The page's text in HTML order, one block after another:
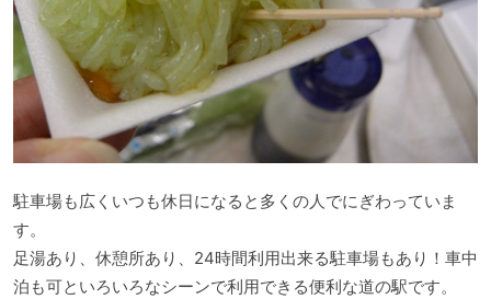
駐車場も広くいつも休日になると多くの人でにぎわっていま
す。
足湯あり、休憩所あり、24時間利用出来る駐車場もあり！車中
泊も可といろいろなシーンで利用できる便利な道の駅です。